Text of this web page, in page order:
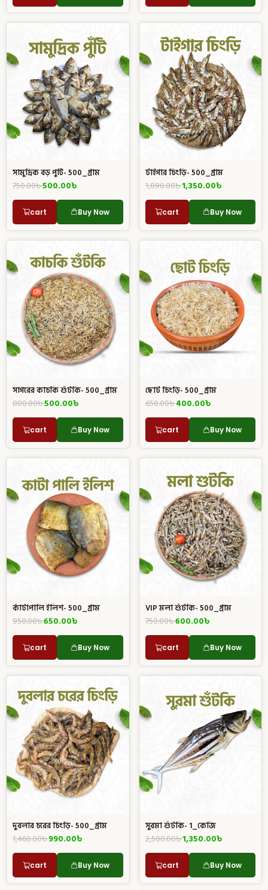
সামুদ্রিক বড় পুটি- 500_গ্রাম
750.00৳500.00৳
cart Buy Now
টাইগার চিংড়ি- 500_গ্রাম
1,890.00৳1,350.00৳
cart Buy Now
সাগরের কাচকি শুঁটকি- 500_গ্রাম
800.00৳500.00৳
cart Buy Now
ছোট চিংড়ি- 500_গ্রাম
650.00৳400.00৳
cart Buy Now
কাঁটাপালি ইলিশ- 500_গ্রাম
950.00৳650.00৳
cart Buy Now
VIP মলা শুঁটকি- 500_গ্রাম
750.00৳600.00৳
cart Buy Now
দুবলার চরের চিংড়ি- 500_গ্রাম
1,460.00৳990.00৳
cart Buy Now
সুরমা শুঁটকি- 1_কেজি
2,500.00৳1,350.00৳
cart Buy Now